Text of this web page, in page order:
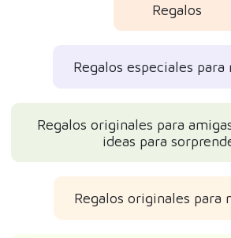
Regalos
Regalos especiales para
Regalos originales para
ideas para
Regalos originales para